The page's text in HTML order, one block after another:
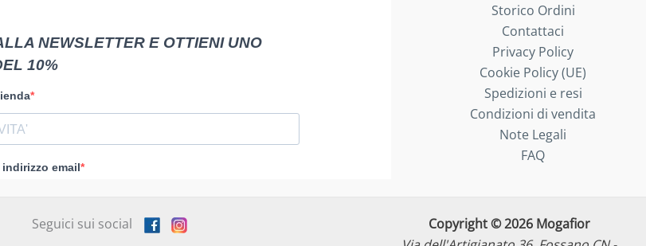
Storico Ordini
Contattaci
Privacy Policy
Cookie Policy (UE)
Spedizioni e resi
Condizioni di vendita
Note Legali
FAQ
Seguici sui social
Copyright © 2026 Mogafior